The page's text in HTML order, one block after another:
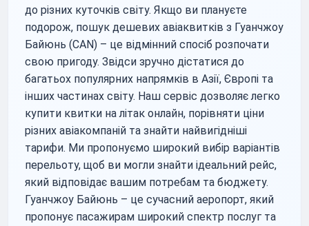
до різних куточків світу. Якщо ви плануєте
подорож, пошук дешевих авіаквитків з Гуанчжоу
Байюнь (CAN) – це відмінний спосіб розпочати
свою пригоду. Звідси зручно дістатися до
багатьох популярних напрямків в Азії, Європі та
інших частинах світу. Наш сервіс дозволяє легко
купити квитки на літак онлайн, порівняти ціни
різних авіакомпаній та знайти найвигідніші
тарифи. Ми пропонуємо широкий вибір варіантів
перельоту, щоб ви могли знайти ідеальний рейс,
який відповідає вашим потребам та бюджету.
Гуанчжоу Байюнь – це сучасний аеропорт, який
пропонує пасажирам широкий спектр послуг та